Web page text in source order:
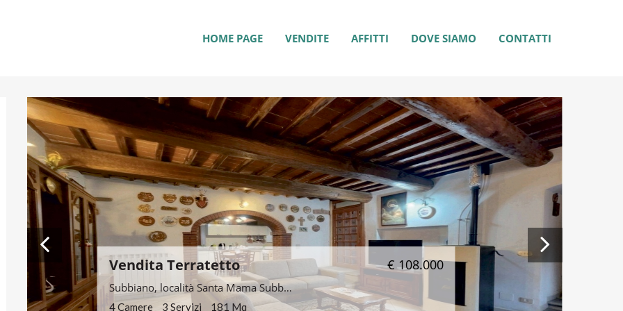
HOME PAGE VENDITE AFFITTI DOVE SIAMO CONTATTI
€ 750.000
Vendita Casa Indipendente
località Pieve san Giovanni, Casa Tripoli Capolona
3 Camere 3 Servizi 200 Mq